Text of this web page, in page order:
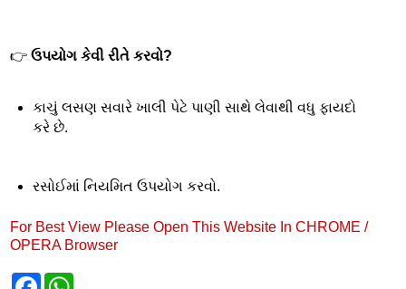
👉 ઉપયોગ કેવી રીતે કરવો?
કાચું લસણ સવારે ખાલી પેટે પાણી સાથે લેવાથી વધુ ફાયદો
કરે છે.
રસોઈમાં નિયમિત ઉપયોગ કરવો.
For Best View Please Open This Website In CHROME /
OPERA Browser
F